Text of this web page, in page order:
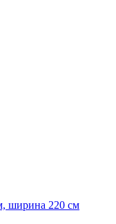
ширина 220 см